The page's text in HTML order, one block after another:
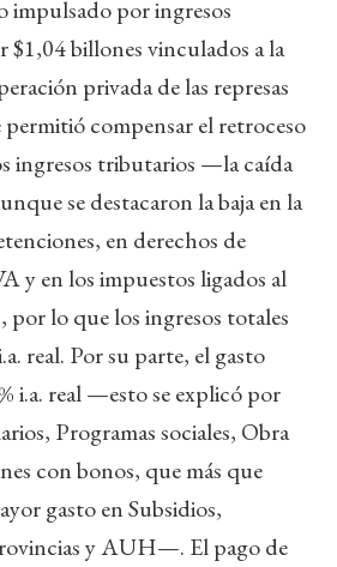
impulsado por ingresos
$1,04 billones vinculados a la
privada de las represas
compensar el retroceso
ingresos tributarios —la caída
se destacaron la baja en la
en derechos de
y en los impuestos ligados al
lo que los ingresos totales
real. Por su parte, el gasto
i.a. real —esto se explicó por
Programas sociales, Obra
con bonos, que más que
gasto en Subsidios,
y AUH—. El pago de